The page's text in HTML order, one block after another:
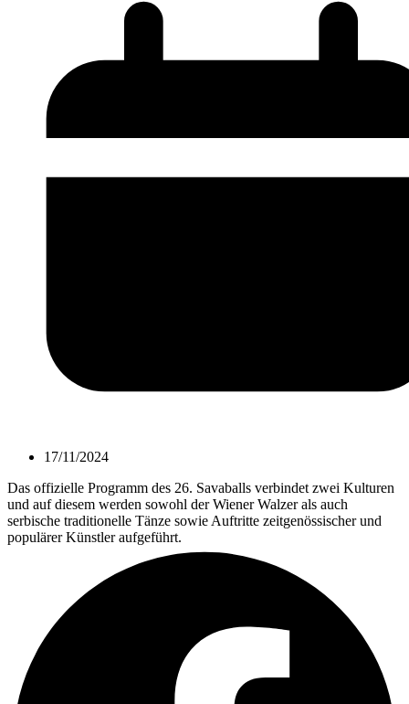
17/11/2024
Das offizielle Programm des 26. Savaballs verbindet zwei Kulturen
und auf diesem werden sowohl der Wiener Walzer als auch
serbische traditionelle Tänze sowie Auftritte zeitgenössischer und
populärer Künstler aufgeführt.